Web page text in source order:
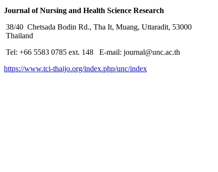
Journal of Nursing and Health Science Research
38/40 Chetsada Bodin Rd., Tha It, Muang, Uttaradit, 53000
Thailand
Tel: +66 5583 0785 ext. 148 E-mail: journal@unc.ac.th
https://www.tci-thaijo.org/index.php/unc/index